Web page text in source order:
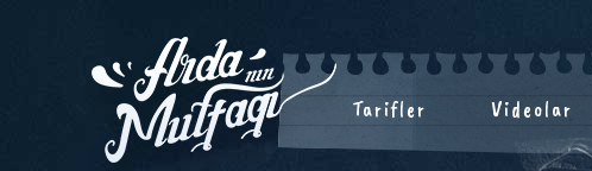
Tarifler Videolar